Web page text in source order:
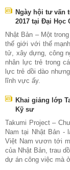
Ngày hội tư vấn
2017 tại Đại Học
Nhật Bản – Một
thế giới với thế
tử, xây dựng, công
nhân lực trẻ trong
lực trẻ dồi dào
lĩnh vực ấy.
Khai giảng lớp
Kỹ sư
Takumi Project –
Nam tại Nhật Bản -
Việt Nam vươn tới
của Nhật Bản, trau
dự án công việc mà